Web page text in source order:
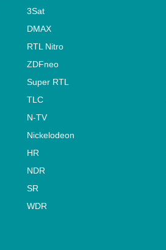
3Sat
DMAX
RTL Nitro
ZDFneo
Super RTL
TLC
N-TV
Nickelodeon
HR
NDR
SR
WDR